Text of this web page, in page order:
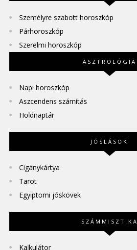
Személyre szabott horoszkóp
Párhoroszkóp
Szerelmi horoszkóp
ASZTROLÓGIA
Napi horoszkóp
Aszcendens számítás
Holdnaptár
JÓSLÁSOK
Cigánykártya
Tarot
Egyiptomi jóskövek
SZÁMMISZTIKA
Kalkulátor